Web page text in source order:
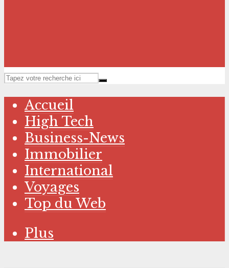
Accueil
High Tech
Business-News
Immobilier
International
Voyages
Top du Web
Plus